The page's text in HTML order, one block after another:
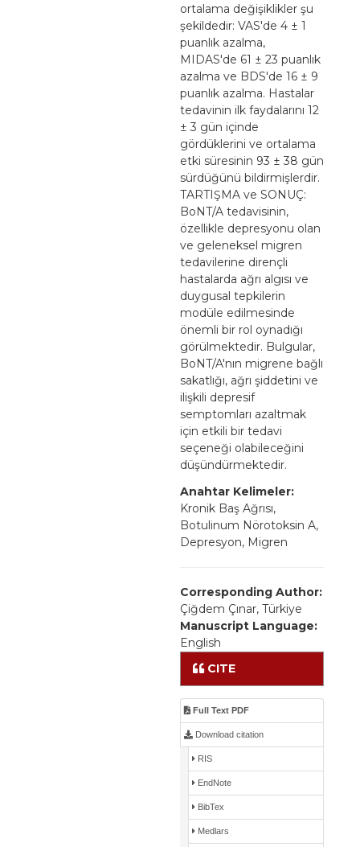
ortalama değişiklikler şu
şekildedir: VAS'de 4 ± 1
puanlık azalma,
MIDAS'de 61 ± 23 puanlık
azalma ve BDS'de 16 ± 9
puanlık azalma. Hastalar
tedavinin ilk faydalarını 12
± 3 gün içinde
gördüklerini ve ortalama
etki süresinin 93 ± 38 gün
sürdüğünü bildirmişlerdir.
TARTIŞMA ve SONUÇ:
BoNT/A tedavisinin,
özellikle depresyonu olan
ve geleneksel migren
tedavilerine dirençli
hastalarda ağrı algısı ve
duygusal tepkilerin
modüle edilmesinde
önemli bir rol oynadığı
görülmektedir. Bulgular,
BoNT/A'nın migrene bağlı
sakatlığı, ağrı şiddetini ve
ilişkili depresif
semptomları azaltmak
için etkili bir tedavi
seçeneği olabileceğini
düşündürmektedir.
Anahtar Kelimeler:
Kronik Baş Ağrısı,
Botulinum Nörotoksin A,
Depresyon, Migren
Corresponding Author:
Çiğdem Çınar, Türkiye
Manuscript Language:
English
CITE
Full Text PDF
Download citation
RIS
EndNote
BibTex
Medlars